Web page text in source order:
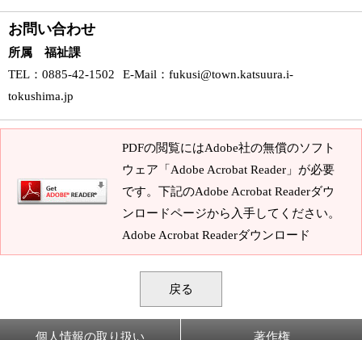
お問い合わせ
所属 福祉課
TEL ：0885-42-1502 E-Mail ： fukusi@town.katsuura.i-
tokushima.jp
PDFの閲覧にはAdobe社の無償のソフト
ウェア「Adobe Acrobat Reader」が必要
です。下記のAdobe Acrobat Readerダウ
ンロードページから入手してください。
Adobe Acrobat Readerダウンロード
戻る
個人情報の取り扱い 著作権